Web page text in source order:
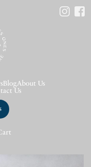
BlogAbout Us
Us